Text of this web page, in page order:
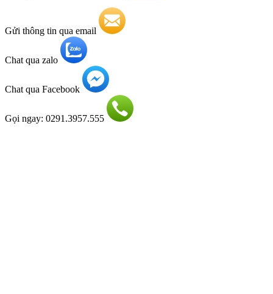
Gửi thông tin qua email
Chat qua zalo
Chat qua Facebook
Gọi ngay: 0291.3957.555